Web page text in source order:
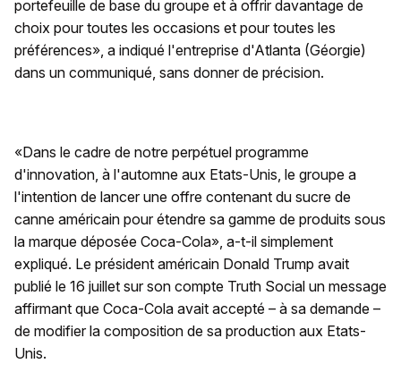
portefeuille de base du groupe et à offrir davantage de
choix pour toutes les occasions et pour toutes les
préférences», a indiqué l'entreprise d'Atlanta (Géorgie)
dans un communiqué, sans donner de précision.
«Dans le cadre de notre perpétuel programme
d'innovation, à l'automne aux Etats-Unis, le groupe a
l'intention de lancer une offre contenant du sucre de
canne américain pour étendre sa gamme de produits sous
la marque déposée Coca-Cola», a-t-il simplement
expliqué. Le président américain Donald Trump avait
publié le 16 juillet sur son compte Truth Social un message
affirmant que Coca-Cola avait accepté – à sa demande –
de modifier la composition de sa production aux Etats-
Unis.